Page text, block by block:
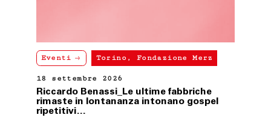
Eventi Torino, Fondazione Merz
18 settembre 2026
Riccardo Benassi_Le ultime fabbriche
rimaste in lontananza intonano gospel
ripetitivi…